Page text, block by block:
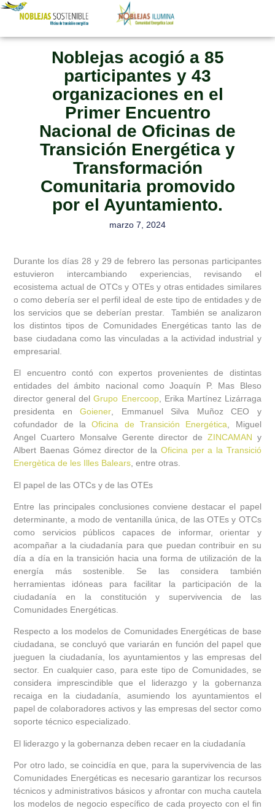
Noblejas acogió a 85
participantes y 43
organizaciones en el
Primer Encuentro
Nacional de Oficinas de
Transición Energética y
Transformación
Comunitaria promovido
por el Ayuntamiento.
marzo 7, 2024
Durante los días 28 y 29 de febrero las personas participantes
estuvieron intercambiando experiencias, revisando el
ecosistema actual de OTCs y OTEs y otras entidades similares
o como debería ser el perfil ideal de este tipo de entidades y de
los servicios que se deberían prestar. También se analizaron
los distintos tipos de Comunidades Energéticas tanto las de
base ciudadana como las vinculadas a la actividad industrial y
empresarial.
El encuentro contó con expertos provenientes de distintas
entidades del ámbito nacional como Joaquín P. Mas Bleso
director general delGrupo Enercoop, Erika Martínez Lizárraga
presidenta enGoiener , Emmanuel Silva Muñoz CEO y
cofundador de laOficina de Transición Energética , Miguel
Angel Cuartero Monsalve Gerente director de ZINCAMAN y
Albert Baenas Gómez director de laOficina per a la Transició
Energètica de les Illes Balears , entre otras.
El papel de las OTCs y de las OTEs
Entre las principales conclusiones conviene destacar el papel
determinante, a modo de ventanilla única, de las OTEs y OTCs
como servicios públicos capaces de informar, orientar y
acompañar a la ciudadanía para que puedan contribuir en su
día a día en la transición hacia una forma de utilización de la
energía más sostenible. Se las considera también
herramientas idóneas para facilitar la participación de la
ciudadanía en la constitución y supervivencia de las
Comunidades Energéticas.
Respecto a los modelos de Comunidades Energéticas de base
ciudadana, se concluyó que variarán en función del papel que
jueguen la ciudadanía, los ayuntamientos y las empresas del
sector. En cualquier caso, para este tipo de Comunidades, se
considera imprescindible que el liderazgo y la gobernanza
recaiga en la ciudadanía, asumiendo los ayuntamientos el
papel de colaboradores activos y las empresas del sector como
soporte técnico especializado.
El liderazgo y la gobernanza deben recaer en la ciudadanía
Por otro lado, se coincidía en que, para la supervivencia de las
Comunidades Energéticas es necesario garantizar los recursos
técnicos y administrativos básicos y afrontar con mucha cautela
los modelos de negocio específico de cada proyecto con el fin